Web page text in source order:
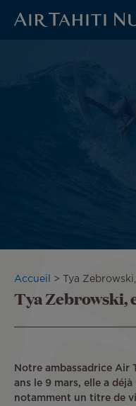
Fil
d'Ariane
Accueil Tya
Tya Zebrowski,
Notre ambassadrice Air
ans le 9 mars, elle a
notamment un titre de